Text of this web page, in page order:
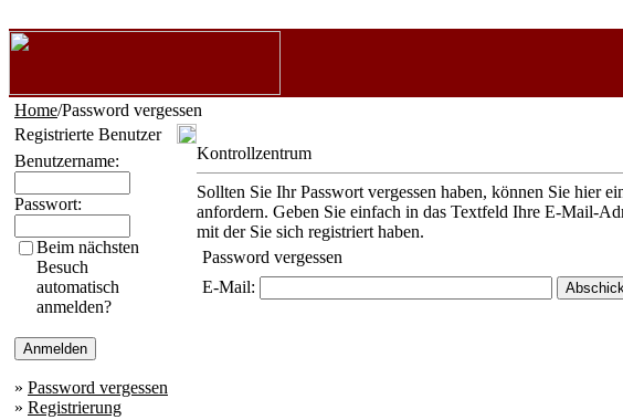
Home/Password vergessen
Registrierte Benutzer
Benutzername:
Passwort:
Beim nächsten
Besuch
automatisch
anmelden?
» Password vergessen
» Registrierung
Kontrollzentrum
Sollten Sie Ihr Passwort vergessen haben, können Sie hier
anfordern. Geben Sie einfach in das Textfeld Ihre E-Mail-
mit der Sie sich registriert haben.
Password vergessen
E-Mail: